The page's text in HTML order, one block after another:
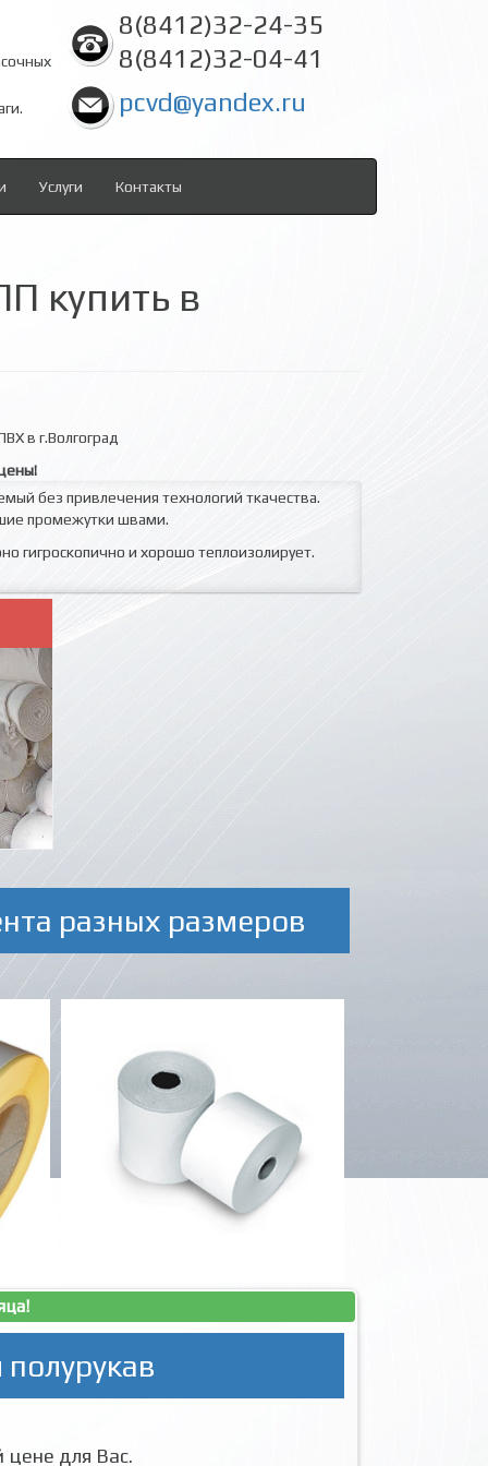
8(8412)32-24-35
8(8412)32-04-41
pcvd@yandex.ru
Услуги Контакты
купить в
в г.Волгоград
без привлечения технологий ткачества.
промежутки швами.
гигроскопично и хорошо теплоизолирует.
разных размеров
для Вас.